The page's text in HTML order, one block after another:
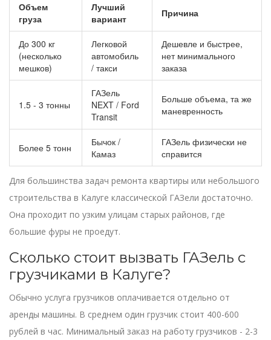
Объем
груза
Лучший
вариант
Причина
До 300 кг
(несколько
мешков)
Легковой
автомобиль
/ такси
Дешевле и быстрее,
нет минимального
заказа
1.5 - 3 тонны
ГАЗель
NEXT / Ford
Transit
Больше объема, та же
маневренность
Более 5 тонн
Бычок /
Камаз
ГАЗель физически не
справится
Для большинства задач ремонта квартиры или небольшого
строительства в Калуге классической ГАЗели достаточно.
Она проходит по узким улицам старых районов, где
большие фуры не проедут.
Сколько стоит вызвать ГАЗель с
грузчиками в Калуге?
Обычно услуга грузчиков оплачивается отдельно от
аренды машины. В среднем один грузчик стоит 400-600
рублей в час. Минимальный заказ на работу грузчиков - 2-3